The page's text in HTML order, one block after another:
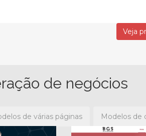
Veja
de negócios
de várias páginas Modelos de